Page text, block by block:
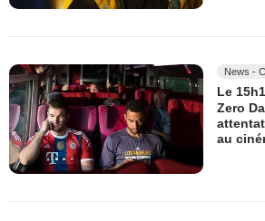
News -
Le
Zero
au